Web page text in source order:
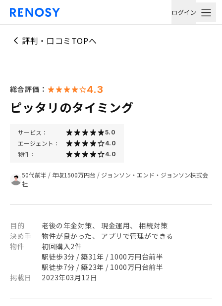
ログイン
評判・口コミTOPへ
総合評価： 4.3
ピッタリのタイミング
サービス： 5.0
エージェント： 4.0
物件： 4.0
50代前半 / 年収1500万円台 / ジョンソン・エンド・ジョンソン株式会
社
目的
老後の年金対策、 現金運用、 相続対策
決め手
物件が良かった、 アプリで管理ができる
物件
初回購入2件
駅徒歩3分 / 築31年 / 1000万円台前半
駅徒歩7分 / 築23年 / 1000万円台前半
掲載日
2023年03月12日